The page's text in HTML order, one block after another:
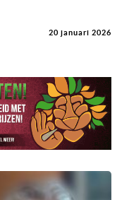
20 januari 2026